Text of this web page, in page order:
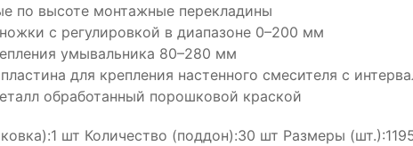
по высоте монтажные перекладины
с регулировкой в диапазоне 0–200 мм
умывальника 80–280 мм
для крепления настенного смесителя с
обработанный порошковой краской
шт Количество (поддон):30 шт Размеры